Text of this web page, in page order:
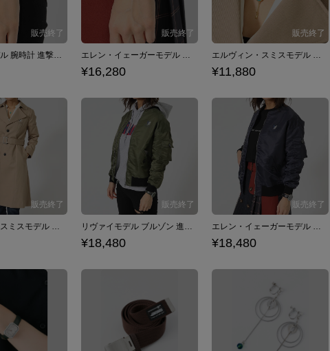
リヴァイモデル 腕時計 進撃の巨人 エレン・イェーガーモデル 腕時計 進撃の巨人
¥16,280
エルヴィン・スミスモデル ネックレス 進撃の巨人
¥11,880
エルヴィン・スミスモデル コート 進撃の巨人 リヴァイモデル ブルゾン 進撃の巨人
¥18,480
エレン・イェーガーモデル ブルゾン 進撃の巨人
¥18,480